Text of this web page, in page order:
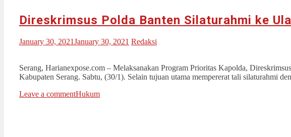
Direskrimsus Polda Banten Silaturahmi ke
January 30, 2021January 30, 2021 Redaksi
Serang, Harianexpose.com – Melaksanakan Program Prioritas Kapolda,
Kabupaten Serang. Sabtu, (30/1). Selain tujuan utama mempererat tali silaturahmi
Leave a commentHukum